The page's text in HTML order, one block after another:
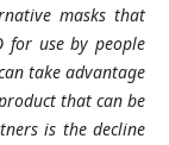
masks that
for use by people
take advantage
that can be
is the decline